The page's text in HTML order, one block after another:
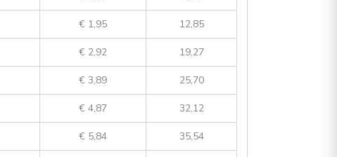
€ 1,95 12,85
€ 2,92 19,27
€ 3,89 25,70
€ 4,87 32,12
€ 5,84 35,54